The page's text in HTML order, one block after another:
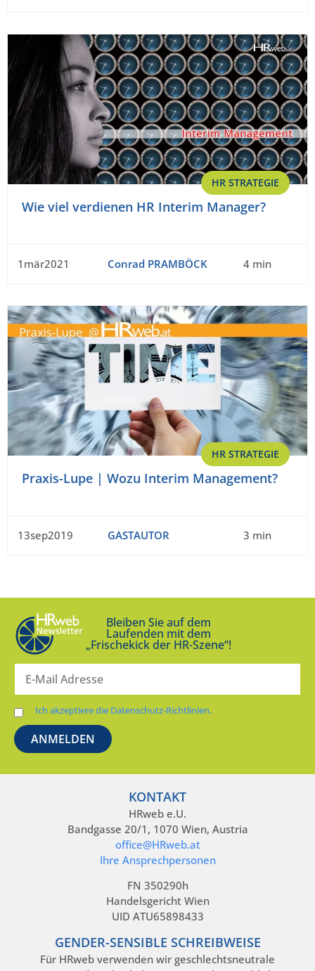
HR STRATEGIE
Wie viel verdienen HR Interim Manager?
1mär2021 Conrad PRAMBÖCK 4 min
HR STRATEGIE
Praxis-Lupe | Wozu Interim Management?
13sep2019 GASTAUTOR 3 min
Bleiben Sie auf dem
Laufenden mit dem
„Frischekick der HR-Szene“!
Ich akzeptiere die Datenschutz-Richtlinien.
KONTAKT
HRweb e.U.
Bandgasse 20/1, 1070 Wien, Austria
office@HRweb.at
Ihre Ansprechpersonen
FN 350290h
Handelsgericht Wien
UID ATU65898433
GENDER-SENSIBLE SCHREIBWEISE
Für HRweb verwenden wir geschlechtsneutrale